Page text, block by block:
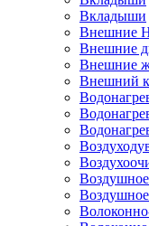
Вкладыши
Внешние
Внешние
Внешние
Внешний